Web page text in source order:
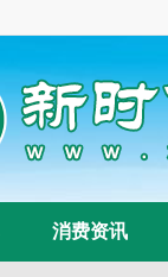
消费资讯